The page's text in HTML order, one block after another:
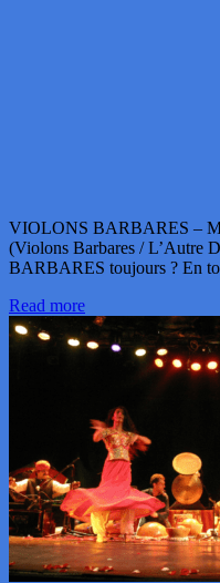
VIOLONS BARBARES –
(Violons Barbares /
BARBARES toujours ? En
Read more